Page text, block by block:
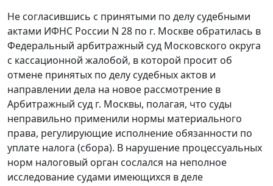
Не согласившись с принятыми по делу судебными
актами ИФНС России N 28 по г. Москве обратилась в
Федеральный арбитражный суд Московского округа
с кассационной жалобой, в которой просит об
отмене принятых по делу судебных актов и
направлении дела на новое рассмотрение в
Арбитражный суд г. Москвы, полагая, что суды
неправильно применили нормы материального
права, регулирующие исполнение обязанности по
уплате налога (сбора). В нарушение процессуальных
норм налоговый орган сослался на неполное
исследование судами имеющихся в деле